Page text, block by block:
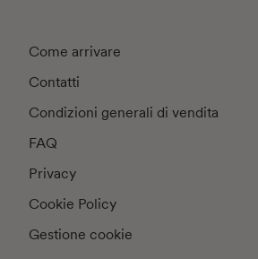
Come arrivare
Contatti
Condizioni generali di vendita
FAQ
Privacy
Cookie Policy
Gestione cookie